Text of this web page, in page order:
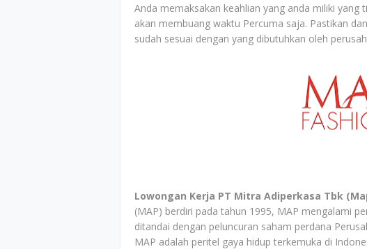
Anda memaksakan keahlian yang anda miliki yang
akan membuang waktu Percuma saja. Pastikan
sudah sesuai dengan yang dibutuhkan oleh
Lowongan Kerja PT Mitra Adiperkasa Tbk
(MAP) berdiri pada tahun 1995, MAP mengalami
ditandai dengan peluncuran saham perdana
MAP adalah peritel gaya hidup terkemuka di